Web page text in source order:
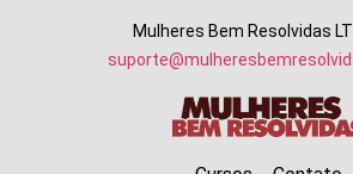
Mulheres Bem Resolvidas